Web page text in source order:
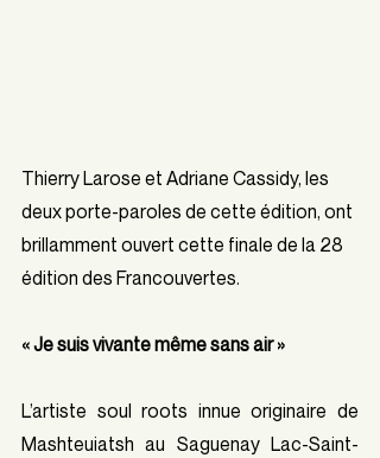
Thierry Larose et Adriane Cassidy, les
deux porte-paroles de cette édition, ont
brillamment ouvert cette finale de la 28
édition des Francouvertes.
« Je suis vivante même sans air »
L’artiste soul roots innue originaire de
Mashteuiatsh au Saguenay Lac-Saint-